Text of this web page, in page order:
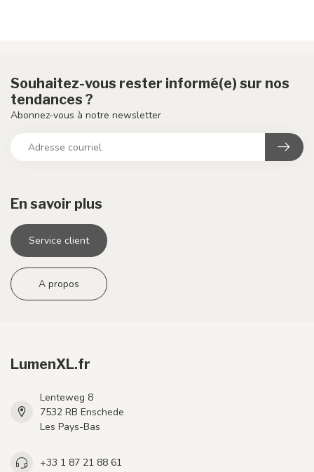
En savoir plus
Service client
A propos
Souhaitez-vous rester informé(e) sur nos
tendances ?
Abonnez-vous à notre newsletter
LumenXL.fr
Lenteweg 8
7532 RB Enschede
Les Pays-Bas
+33 1 87 21 88 61